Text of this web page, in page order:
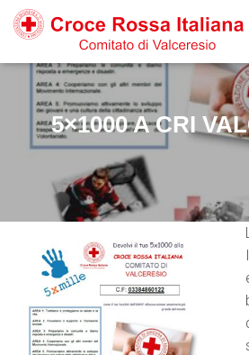
Salta
Passa
alla
Passa
5×1000 A CRI